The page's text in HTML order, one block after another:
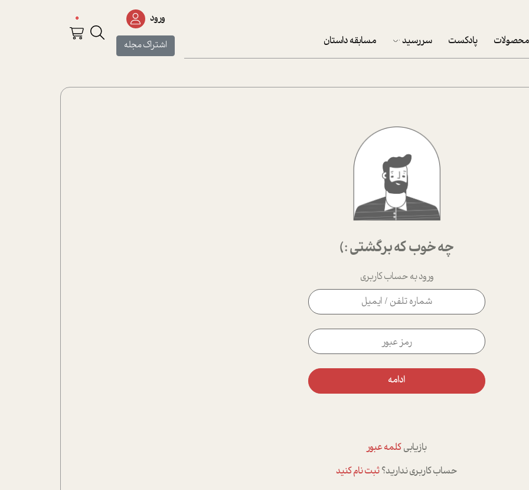
محصولات پادکست سررسید
پکيج نوروزي موفقيت
تقویم رومیزی
تقویم دیواری
مسابقه داستان
ورود
اشتراک مجله
0
چه خوب که برگشتی :)
ورود به حساب کاربری
ادامه
بازیابیکلمه عبور
حساب کاربری ندارید؟ثبت نام کنید